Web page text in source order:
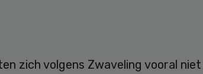
zich volgens Zwaveling vooral niet